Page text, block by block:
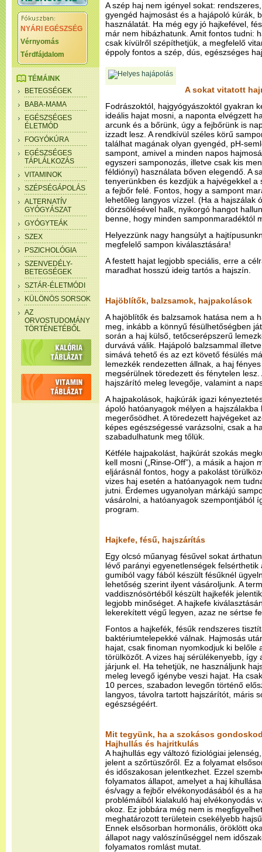
NYÁRI EGÉSZSÉG
Vérnyomás
Térdfájdalom
TÉMÁINK
BETEGSÉGEK
BABA-MAMA
EGÉSZSÉGES
ÉLETMÓD
FOGYÓKÚRA
EGÉSZSÉGES
TÁPLÁLKOZÁS
VITAMINOK
SZÉPSÉGÁPOLÁS
ALTERNATÍV
GYÓGYÁSZAT
GYÓGYTEÁK
SZEX
PSZICHOLÓGIA
SZENVEDÉLY-
BETEGSÉGEK
SZTÁR-ÉLETMÓDI
KÜLÖNÖS SORSOK
AZ
ORVOSTUDOMÁNY
TÖRTÉNETÉBŐL
A szép haj nem igényel sokat:
gyengéd hajmosást és a hajápoló kúrák,
használatát. Ha még egy jó hajkefével,
már nem hibázhatunk. Amit fontos tudni:
csak kívülről szépíthetjük, a megfelelő
éppoly fontos a szép, dús, egészséges
A sokat vitatott
Fodrászoktól, hajgyógyászoktól gyakran
ideális hajat mosni, a naponta elvégzett
arcunk és a bőrünk, úgy a fejbőrünk is
izzadt lesz. A rendkívül széles körű
találhat magának olyan gyengéd, pH-
sampont, amivel a minden napos
egyszeri samponozás, illetve csak kis
féldiónyi) használata bőven elegendő. A
tenyerünkben és kezdjük a hajvégekkel
a fejbőr felé. Fontos, hogy a sampont
lehetőleg langyos vízzel. (Ha a hajszálak
dörzsölésével halk, nyikorgó hangot
benne, hogy minden samponmaradéktól
Helyezzünk nagy hangsúlyt a
megfelelő sampon kiválasztására!
A festett hajat legjobb speciális, erre a
maradhat hosszú ideig tartós a hajszín.
Hajöblítők, balzsamok, hajpakolások
A hajöblítők és balzsamok hatása nem a
meg, inkább a könnyű fésülhetőségben
során a haj külső, tetőcserépszerű
durvává válik. Hajápoló balzsammal
simává tehető és az ezt követő fésülés
lemezkék rendezetten állnak, a haj
megsérülnek töredezett és fénytelen
hajszárító meleg levegője, valamint a
A hajpakolások, hajkúrák igazi
ápoló hatóanyagok mélyen a
megerősödhet. A töredezett hajvégeket
képes egészségessé varázsolni, csak a
szabadulhatunk meg tőlük.
Kétféle hajpakolást, hajkúrát szokás
kell mosni („Rinse-Off”), a másik a hajon
eljárásnál fontos, hogy a pakolást
vizes haj esetén a hatóanyagok nem
jutni. Érdemes ugyanolyan márkájú
vásárolni, a hatóanyagok szempontjából
program.
Hajkefe, fésű, hajszárítás
Egy olcsó műanyag fésűvel sokat
lévő parányi egyenetlenségek
gumiból vagy fából készült fésűknél
lehetőség szerint ilyent vásároljunk. A
vaddisznósörtéből készült hajkefék
legjobb minőséget. A hajkefe
lekerekített végű legyen, azaz ne sértse
Fontos a hajkefék, fésűk rendszeres
baktériumtelepekké válnak. Hajmosás
hajat, csak finoman nyomkodjuk ki belőle
törülközőt. A vizes haj sérülékenyebb, így
járjunk el. Ha tehetjük, ne használjunk
meleg levegő igénybe veszi hajat. Ha
10 perces, szabadon levegőn történő
langyos, távolra tartott hajszárítót, máris
egészségéért.
Mit tegyünk, ha a szokásos
Hajhullás és hajritkulás
A hajhullás egy változó fiziológiai
jelent a szőrtüszőről. Ez a folyamat
és időszakosan jelentkezhet. Ezzel
folyamatos állapot, amelyet a haj
és/vagy a fejbőr elvékonyodásából és a
problémáiból kialakuló haj elvékonyodás
okoz. Ez jobbára még nem is
meghatározott területein csekélyebb
Ennek elsősorban hormonális, öröklött
állapot nagy valószínűséggel nem
folyamatos romlást mutat.